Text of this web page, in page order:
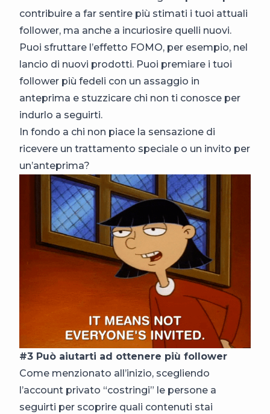
contribuire a far sentire più stimati i tuoi attuali
follower, ma anche a incuriosire quelli nuovi.
Puoi sfruttare l’effetto FOMO, per esempio, nel
lancio di nuovi prodotti. Puoi premiare i tuoi
follower più fedeli con un assaggio in
anteprima e stuzzicare chi non ti conosce per
indurlo a seguirti.
In fondo a chi non piace la sensazione di
ricevere un trattamento speciale o un invito per
un’anteprima?
#3 Può aiutarti ad ottenere più follower
Come menzionato all’inizio, scegliendo
l’account privato “costringi” le persone a
seguirti per scoprire quali contenuti stai